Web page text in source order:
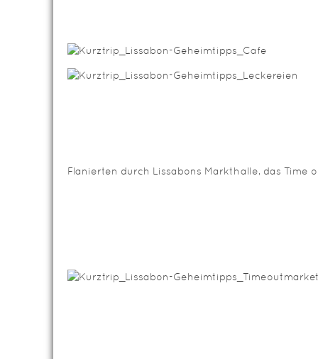
Flanierten durch Lissabons Markthalle, das Time